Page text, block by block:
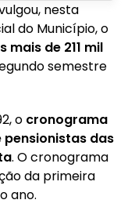
nesta
do Município, o
de 211 mil
semestre
o cronograma
das
. O cronograma
da primeira
ano.